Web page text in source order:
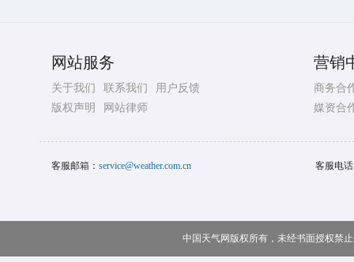
网站服务
关于我们 联系我们
用户反馈
版权声明
网站律师
营销
商务合
媒资合
客服邮箱： service@weather.com.cn 客服电
中国天气网版权所有，未经书面授权